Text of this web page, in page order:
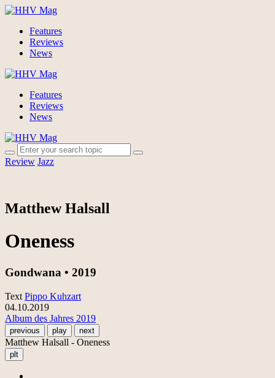
Features
Reviews
News
Features
Reviews
News
Review Jazz
Matthew Halsall
Oneness
Gondwana • 2019
Text Pippo Kuhzart
04.10.2019
Album des Jahres 2019
previous play next
Matthew Halsall - Oneness
plt